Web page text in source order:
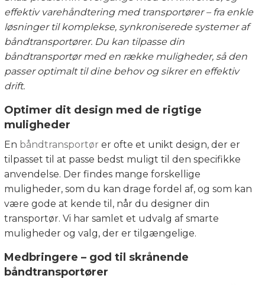
effektiv varehåndtering med transportører – fra enkle
løsninger til komplekse, synkroniserede systemer af
båndtransportører. Du kan tilpasse din
båndtransportør med en række muligheder, så den
passer optimalt til dine behov og sikrer en effektiv
drift.
Optimer dit design med de rigtige
muligheder
En båndtransportør er ofte et unikt design, der er
tilpasset til at passe bedst muligt til den specifikke
anvendelse. Der findes mange forskellige
muligheder, som du kan drage fordel af, og som kan
være gode at kende til, når du designer din
transportør. Vi har samlet et udvalg af smarte
muligheder og valg, der er tilgængelige.
Medbringere – god til skrånende
båndtransportører